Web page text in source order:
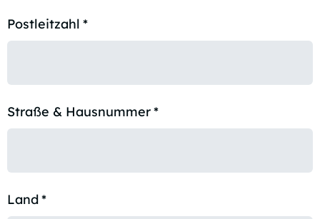
Postleitzahl *
Straße & Hausnummer*
Land*